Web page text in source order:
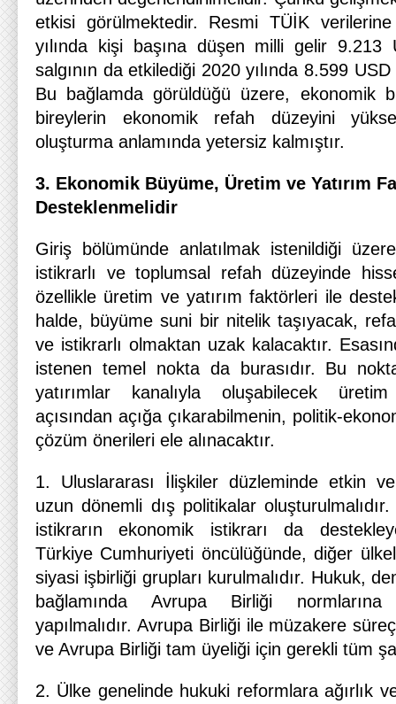
etkisi görülmektedir. Resmi TÜİK
yılında kişi başına düşen milli gelir 9.213
salgının da etkilediği 2020 yılında 8.599
Bu bağlamda görüldüğü üzere, ekonomik
bireylerin ekonomik refah düzeyini
oluşturma anlamında yetersiz kalmıştır.
3. Ekonomik Büyüme, Üretim ve Yatırım
Desteklenmelidir
Giriş bölümünde anlatılmak istenildiği
istikrarlı ve toplumsal refah düzeyinde
özellikle üretim ve yatırım faktörleri ile
halde, büyüme suni bir nitelik taşıyacak,
ve istikrarlı olmaktan uzak kalacaktır.
istenen temel nokta da burasıdır. Bu
yatırımlar kanalıyla oluşabilecek
açısından açığa çıkarabilmenin, politik-
çözüm önerileri ele alınacaktır.
1. Uluslararası İlişkiler düzleminde etkin
uzun dönemli dış politikalar
istikrarın ekonomik istikrarı da
Türkiye Cumhuriyeti öncülüğünde, diğer
siyasi işbirliği grupları kurulmalıdır. Hukuk,
bağlamında Avrupa Birliği
yapılmalıdır. Avrupa Birliği ile müzakere
ve Avrupa Birliği tam üyeliği için gerekli tüm
2. Ülke genelinde hukuki reformlara ağırlık